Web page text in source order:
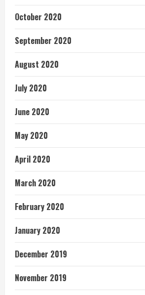
October 2020
September 2020
August 2020
July 2020
June 2020
May 2020
April 2020
March 2020
February 2020
January 2020
December 2019
November 2019